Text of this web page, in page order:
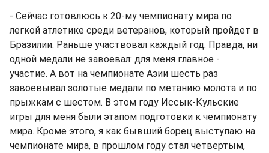
- Сейчас готовлюсь к 20-му чемпионату мира по
легкой атлетике среди ветеранов, который пройдет в
Бразилии. Раньше участвовал каждый год. Правда, ни
одной медали не завоевал: для меня главное -
участие. А вот на чемпионате Азии шесть раз
завоевывал золотые медали по метанию молота и по
прыжкам с шестом. В этом году Иссык-Кульские
игры для меня были этапом подготовки к чемпионату
мира. Кроме этого, я как бывший борец выступаю на
чемпионате мира, в прошлом году стал четвертым,